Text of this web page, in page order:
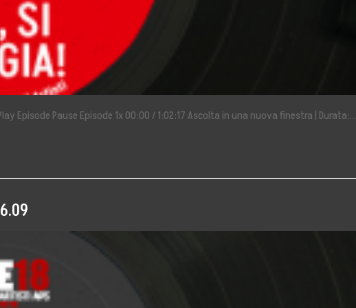
Episode Pause Episode 1x 00:00 / 1:02:17 Ascolta in una nuova finestra | Durata:…